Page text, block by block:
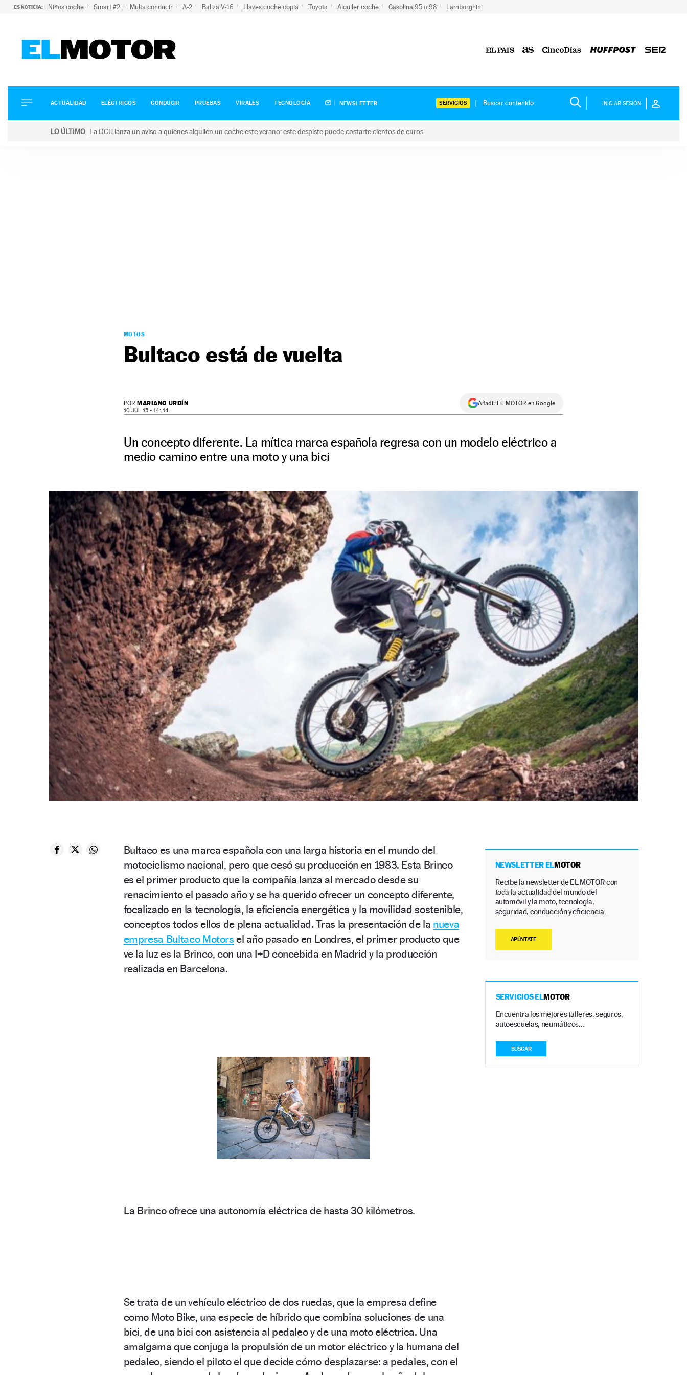
ES NOTICIA: Niños coche Smart #2 Multa conducir A-2 Baliza V-16 Llaves coche copia Toyota Alquiler coche Gasolina 95 o 98 Lamborghini
ELÉCTRICOS
CONDUCIR
ACTUALIDAD ELÉCTRICOS CONDUCIR PRUEBAS VIRALES TECNOLOGÍA NEWSLETTER SERVICIOS INICIAR SESIÓN
LO ÚLTIMO La OCU lanza un aviso a quienes alquilen un coche este verano: este despiste puede costarte cientos de euros
MOTOS
Bultaco está de vuelta
POR MARIANO URDÍN
10 JUL 15 - 14: 14
Añadir EL MOTOR en Google
Un concepto diferente. La mítica marca española regresa con un modelo eléctrico a
medio camino entre una moto y una bici
Bultaco es una marca española con una larga historia en el mundo del
motociclismo nacional, pero que cesó su producción en 1983. Esta Brinco
es el primer producto que la compañía lanza al mercado desde su
renacimiento el pasado año y se ha querido ofrecer un concepto diferente,
focalizado en la tecnología, la eficiencia energética y la movilidad sostenible,
conceptos todos ellos de plena actualidad. Tras la presentación de la nueva
empresa Bultaco Motors el año pasado en Londres, el primer producto que
ve la luz es la Brinco, con una I+D concebida en Madrid y la producción
realizada en Barcelona.
La Brinco ofrece una autonomía eléctrica de hasta 30 kilómetros.
Se trata de un vehículo eléctrico de dos ruedas, que la empresa define
como Moto Bike, una especie de híbrido que combina soluciones de una
bici, de una bici con asistencia al pedaleo y de una moto eléctrica. Una
amalgama que conjuga la propulsión de un motor eléctrico y la humana del
pedaleo, siendo el piloto el que decide cómo desplazarse: a pedales, con el
NEWSLETTER ELMOTOR
Recibe la newsletter de EL MOTOR con
toda la actualidad del mundo del
automóvil y la moto, tecnología,
seguridad, conducción y eficiencia.
APÚNTATE
SERVICIOS ELMOTOR
Encuentra los mejores talleres, seguros,
autoescuelas, neumáticos…
BUSCAR